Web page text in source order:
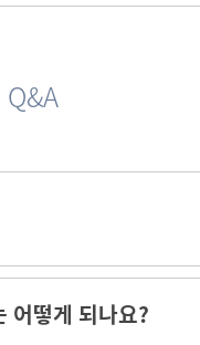
어떻게 되나요?